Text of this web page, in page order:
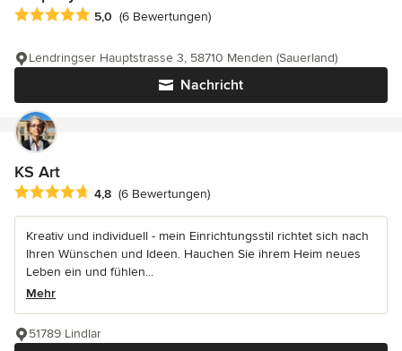
Durchschnittliche Bewertung: 5 von 5 Sternen
5,0 (6 Bewertungen)
Nachricht
Lendringser Hauptstrasse 3, 58710 Menden (Sauerland)
KS Art
Durchschnittliche Bewertung: 4.8 von 5 Sternen
4,8 (6 Bewertungen)
Kreativ und individuell - mein Einrichtungsstil richtet sich nach
Ihren Wünschen und Ideen. Hauchen Sie ihrem Heim neues
Leben ein und fühlen...
Mehr
51789 Lindlar